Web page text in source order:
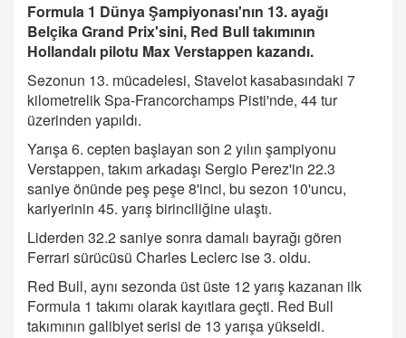
Formula 1 Dünya Şampiyonası'nın 13. ayağı
Belçika Grand Prix'sini, Red Bull takımının
Hollandalı pilotu Max Verstappen kazandı.
Sezonun 13. mücadelesi, Stavelot kasabasındaki 7
kilometrelik Spa-Francorchamps Pisti'nde, 44 tur
üzerinden yapıldı.
Yarışa 6. cepten başlayan son 2 yılın şampiyonu
Verstappen, takım arkadaşı Sergio Perez'in 22.3
saniye önünde peş peşe 8'inci, bu sezon 10'uncu,
kariyerinin 45. yarış birinciliğine ulaştı.
Liderden 32.2 saniye sonra damalı bayrağı gören
Ferrari sürücüsü Charles Leclerc ise 3. oldu.
Red Bull, aynı sezonda üst üste 12 yarış kazanan ilk
Formula 1 takımı olarak kayıtlara geçti. Red Bull
takımının galibiyet serisi de 13 yarışa yükseldi.